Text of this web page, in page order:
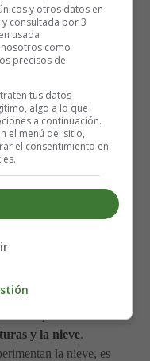
y la nieve.
la nieve, es
y otros datos en
consultada por 3
usada
como
precisos de
tus datos
algo a lo que
a continuación.
el menú del sitio,
el consentimiento en